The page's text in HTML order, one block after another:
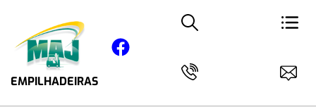
EMPILHADEIRAS